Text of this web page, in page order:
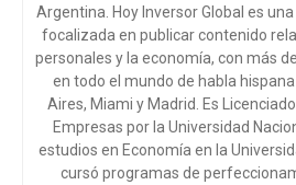
Argentina. Hoy Inversor Global es
focalizada en publicar contenido
personales y la economía, con más
en todo el mundo de habla
Aires, Miami y Madrid. Es
Empresas por la Universidad
estudios en Economía en la
cursó programas de